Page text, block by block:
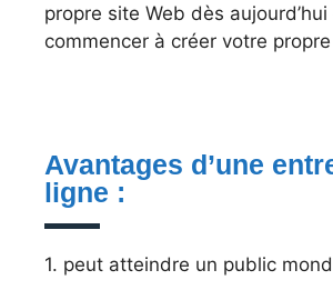
propre site Web dès aujourd’hui
commencer à créer votre
Avantages d’une
ligne :
1. peut atteindre un public